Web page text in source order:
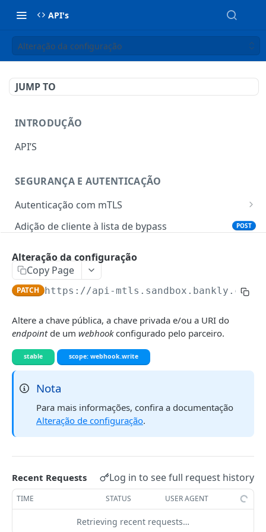
API's
Alteração da configuração
JUMP TO
INTRODUÇÃO
API’S
SEGURANÇA E AUTENTICAÇÃO
Autenticação com mTLS
Token para gerar certificado mTLS
POST
Adição de cliente à lista de bypass POST
TOTP
Validação TOTP
Validação do hash e do código numérico
WEBHOOKS
Configurações dos webhooks
Registro de um novo webhook
Consulta de todas as configurações de
Consulta de configurações de webhook
específico
Alteração da configuração PATCH
Exclusão de configuração DEL
Desabilitar uma configuração PATCH
Habilitar uma configuração
Alteração da configuração
Copy Page
PATCH https://api-
Altere a chave pública, a chave privada e/ou a URI do
endpointde um webhookconfigurado pelo parceiro.
stable scope: webhook.write
Nota
Para mais informações, confira a documentação
Alteração de configuração.
Recent Requests Log in to see full request history
TIME STATUS USER AGENT
Retrieving recent requests…